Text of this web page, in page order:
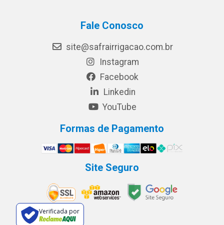
Fale Conosco
site@safrairrigacao.com.br
Instagram
Facebook
Linkedin
YouTube
Formas de Pagamento
Site Seguro
Verificada por